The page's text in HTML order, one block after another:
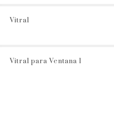
Vitral
Vitral para Ventana 1